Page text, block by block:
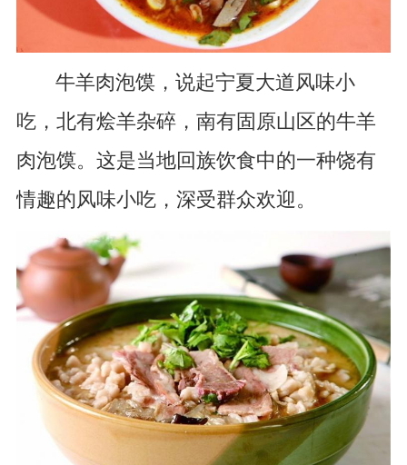
牛羊肉泡馍，说起宁夏大道风味小
吃，北有烩羊杂碎，南有固原山区的牛羊
肉泡馍。这是当地回族饮食中的一种饶有
情趣的风味小吃，深受群众欢迎。